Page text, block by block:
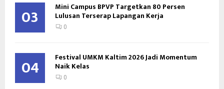
03 Mini Campus BPVP Targetkan 80 Persen
Lulusan Terserap Lapangan Kerja
0
04 Festival UMKM Kaltim 2026 Jadi Momentum
Naik Kelas
0